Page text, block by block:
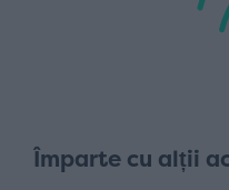
Împarte cu alții